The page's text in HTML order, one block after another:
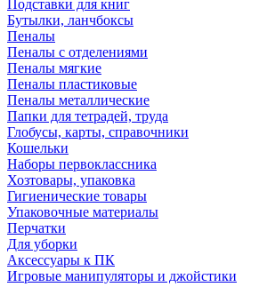
Подставки для книг
Бутылки, ланчбоксы
Пеналы
Пеналы с отделениями
Пеналы мягкие
Пеналы пластиковые
Пеналы металлические
Папки для тетрадей, труда
Глобусы, карты, справочники
Кошельки
Наборы первоклассника
Хозтовары, упаковка
Гигиенические товары
Упаковочные материалы
Перчатки
Для уборки
Аксессуары к ПК
Игровые манипуляторы и джойстики